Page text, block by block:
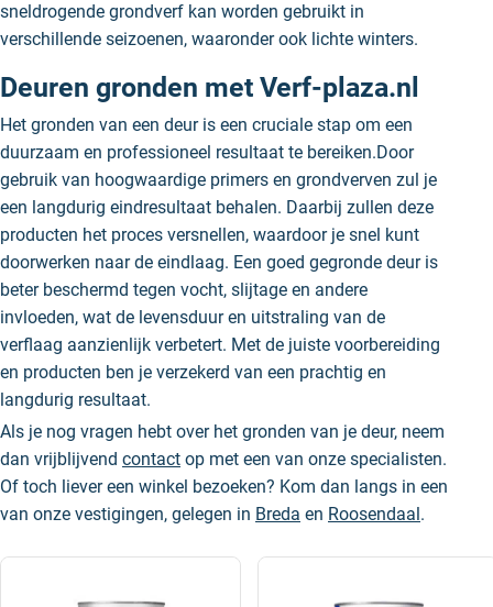
sneldrogende grondverf kan worden gebruikt in
verschillende seizoenen, waaronder ook lichte winters.
Deuren gronden met Verf-plaza.nl
Het gronden van een deur is een cruciale stap om een
duurzaam en professioneel resultaat te bereiken.Door
gebruik van hoogwaardige primers en grondverven zul je
een langdurig eindresultaat behalen. Daarbij zullen deze
producten het proces versnellen, waardoor je snel kunt
doorwerken naar de eindlaag. Een goed gegronde deur is
beter beschermd tegen vocht, slijtage en andere
invloeden, wat de levensduur en uitstraling van de
verflaag aanzienlijk verbetert. Met de juiste voorbereiding
en producten ben je verzekerd van een prachtig en
langdurig resultaat.
Als je nog vragen hebt over het gronden van je deur, neem
dan vrijblijvend contact op met een van onze specialisten.
Of toch liever een winkel bezoeken? Kom dan langs in een
van onze vestigingen, gelegen in Breda en Roosendaal.